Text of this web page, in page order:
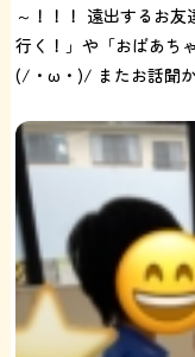
～！！！ 遠出するお
行く！」や「おばあち
(/・ω・)/ またお話聞